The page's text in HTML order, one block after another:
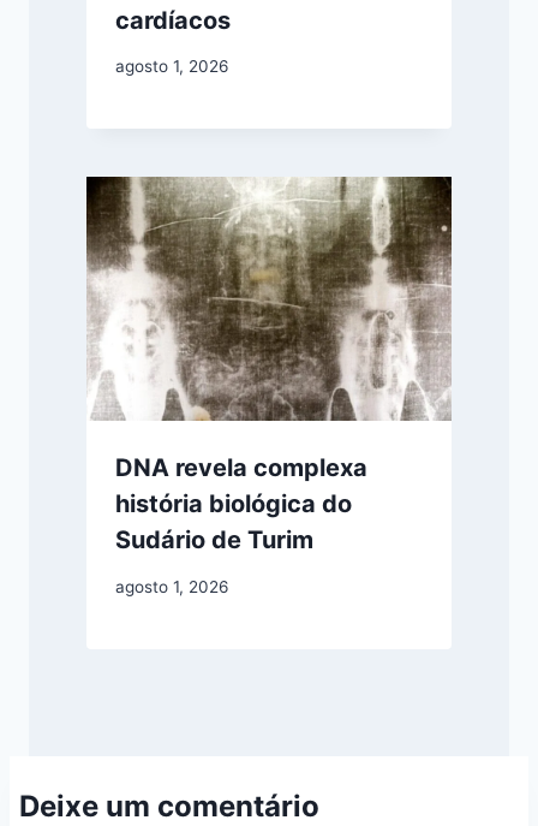
cardíacos
agosto 1, 2026
DNA revela complexa
história biológica do
Sudário de Turim
agosto 1, 2026
Deixe um comentário